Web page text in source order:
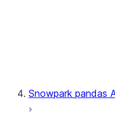
Snowpark pandas